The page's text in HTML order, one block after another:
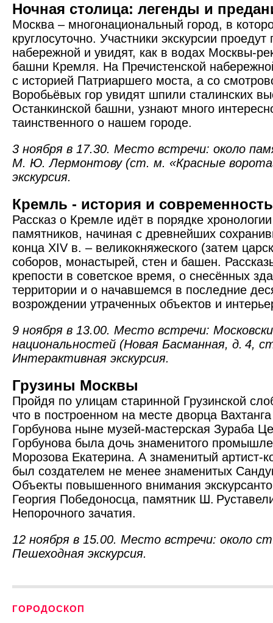
Ночная столица: легенды и
Москва – многонациональный город, в
круглосуточно. Участники экскурсии
набережной и увидят, как в водах Москвы-
башни Кремля. На Пречистенской
с историей Патриаршего моста, а со
Воробьёвых гор увидят шпили сталинских
Останкинской башни, узнают много
таинственного о нашем городе.
3 ноября в 17.30. Место встречи: около
М. Ю. Лермонтову (ст. м. «Красные
экскурсия.
Кремль - история и современность
Рассказ о Кремле идёт в порядке
памятников, начиная с древнейших
конца XIV в. – велико­княжеского (затем
соборов, монастырей, стен и башен.
крепости в советское время, о снесённых
территории и о начавшемся в последние
возрождении утраченных объектов и
9 ноября в 13.00. Место встречи:
национальностей (Новая Басманная, д. 4,
Интерактивная экскурсия.
Грузины Москвы
Пройдя по улицам старинной Грузинской
что в построенном на месте дворца
Горбунова ныне музей-мастерская Зураба
Горбунова была дочь знаменитого
Морозова Екатерина. А знаменитый артист-
был создателем не менее знаменитых
Объекты повышенного внимания
Георгия Победоносца, памятник Ш.
Непорочного зачатия.
12 ноября в 15.00. Место встречи: около
Пешеходная экскурсия.
ГОРОДОСКОП